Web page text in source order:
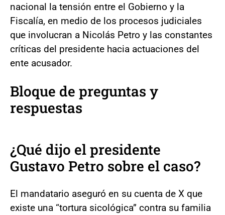
nacional la tensión entre el Gobierno y la
Fiscalía, en medio de los procesos judiciales
que involucran a Nicolás Petro y las constantes
críticas del presidente hacia actuaciones del
ente acusador.
Bloque de preguntas y
respuestas
¿Qué dijo el presidente
Gustavo Petro sobre el caso?
El mandatario aseguró en su cuenta de X que
existe una “tortura sicológica” contra su familia